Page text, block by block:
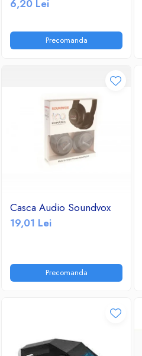
6,20 Lei
Precomanda
Casca Audio Soundvox
19,01 Lei
Precomanda